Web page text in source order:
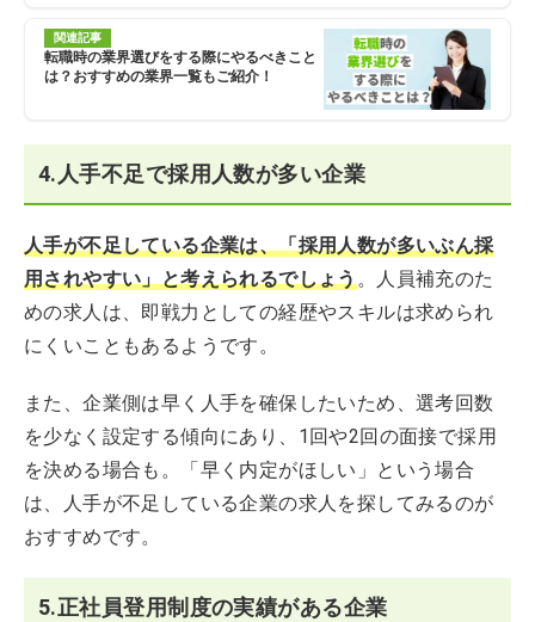
関連記事
転職時の業界選びをする際にやるべきこと
は？おすすめの業界一覧もご紹介！
4.人手不足で採用人数が多い企業
人手が不足している企業は、「採用人数が多いぶん採
用されやすい」と考えられるでしょう。人員補充のた
めの求人は、即戦力としての経歴やスキルは求められ
にくいこともあるようです。
また、企業側は早く人手を確保したいため、選考回数
を少なく設定する傾向にあり、1回や2回の面接で採用
を決める場合も。「早く内定がほしい」という場合
は、人手が不足している企業の求人を探してみるのが
おすすめです。
5.正社員登用制度の実績がある企業